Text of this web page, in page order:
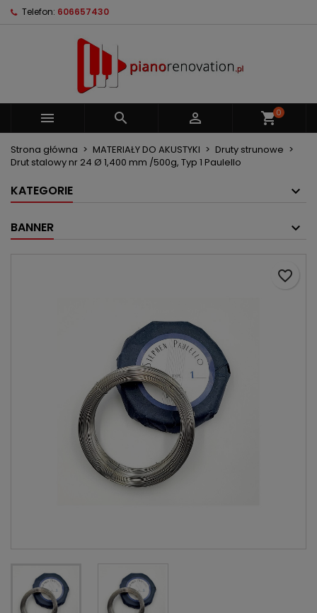
Telefon: 606657430
   shopping_cart0
Strona główna MATERIAŁY DO AKUSTYKI
Druty strunowe
Drut stalowy nr 24 Ø 1,400 mm /500g, Typ 1 Paulello
KATEGORIE
BANNER
favorite_border
Utwórz nową listę
Nazwa listy życzeń
Musisz być zalogowany by zapisać produkty na
swojej liście życzeń.
Anuluj Zaloguj się